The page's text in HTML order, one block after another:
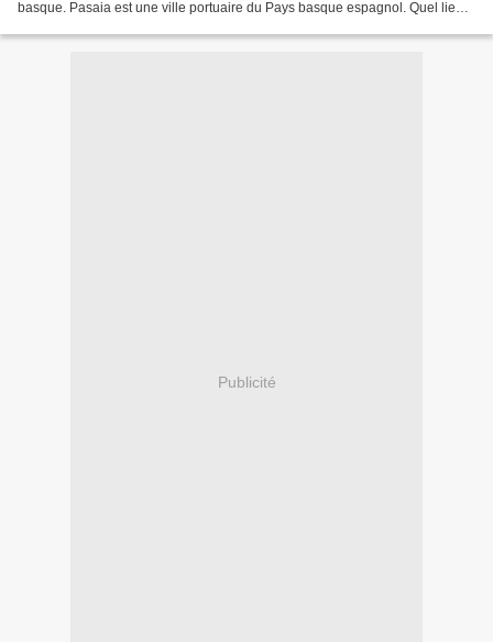
basque. Pasaia est une ville portuaire du Pays basque espagnol. Quel lien
Publicité